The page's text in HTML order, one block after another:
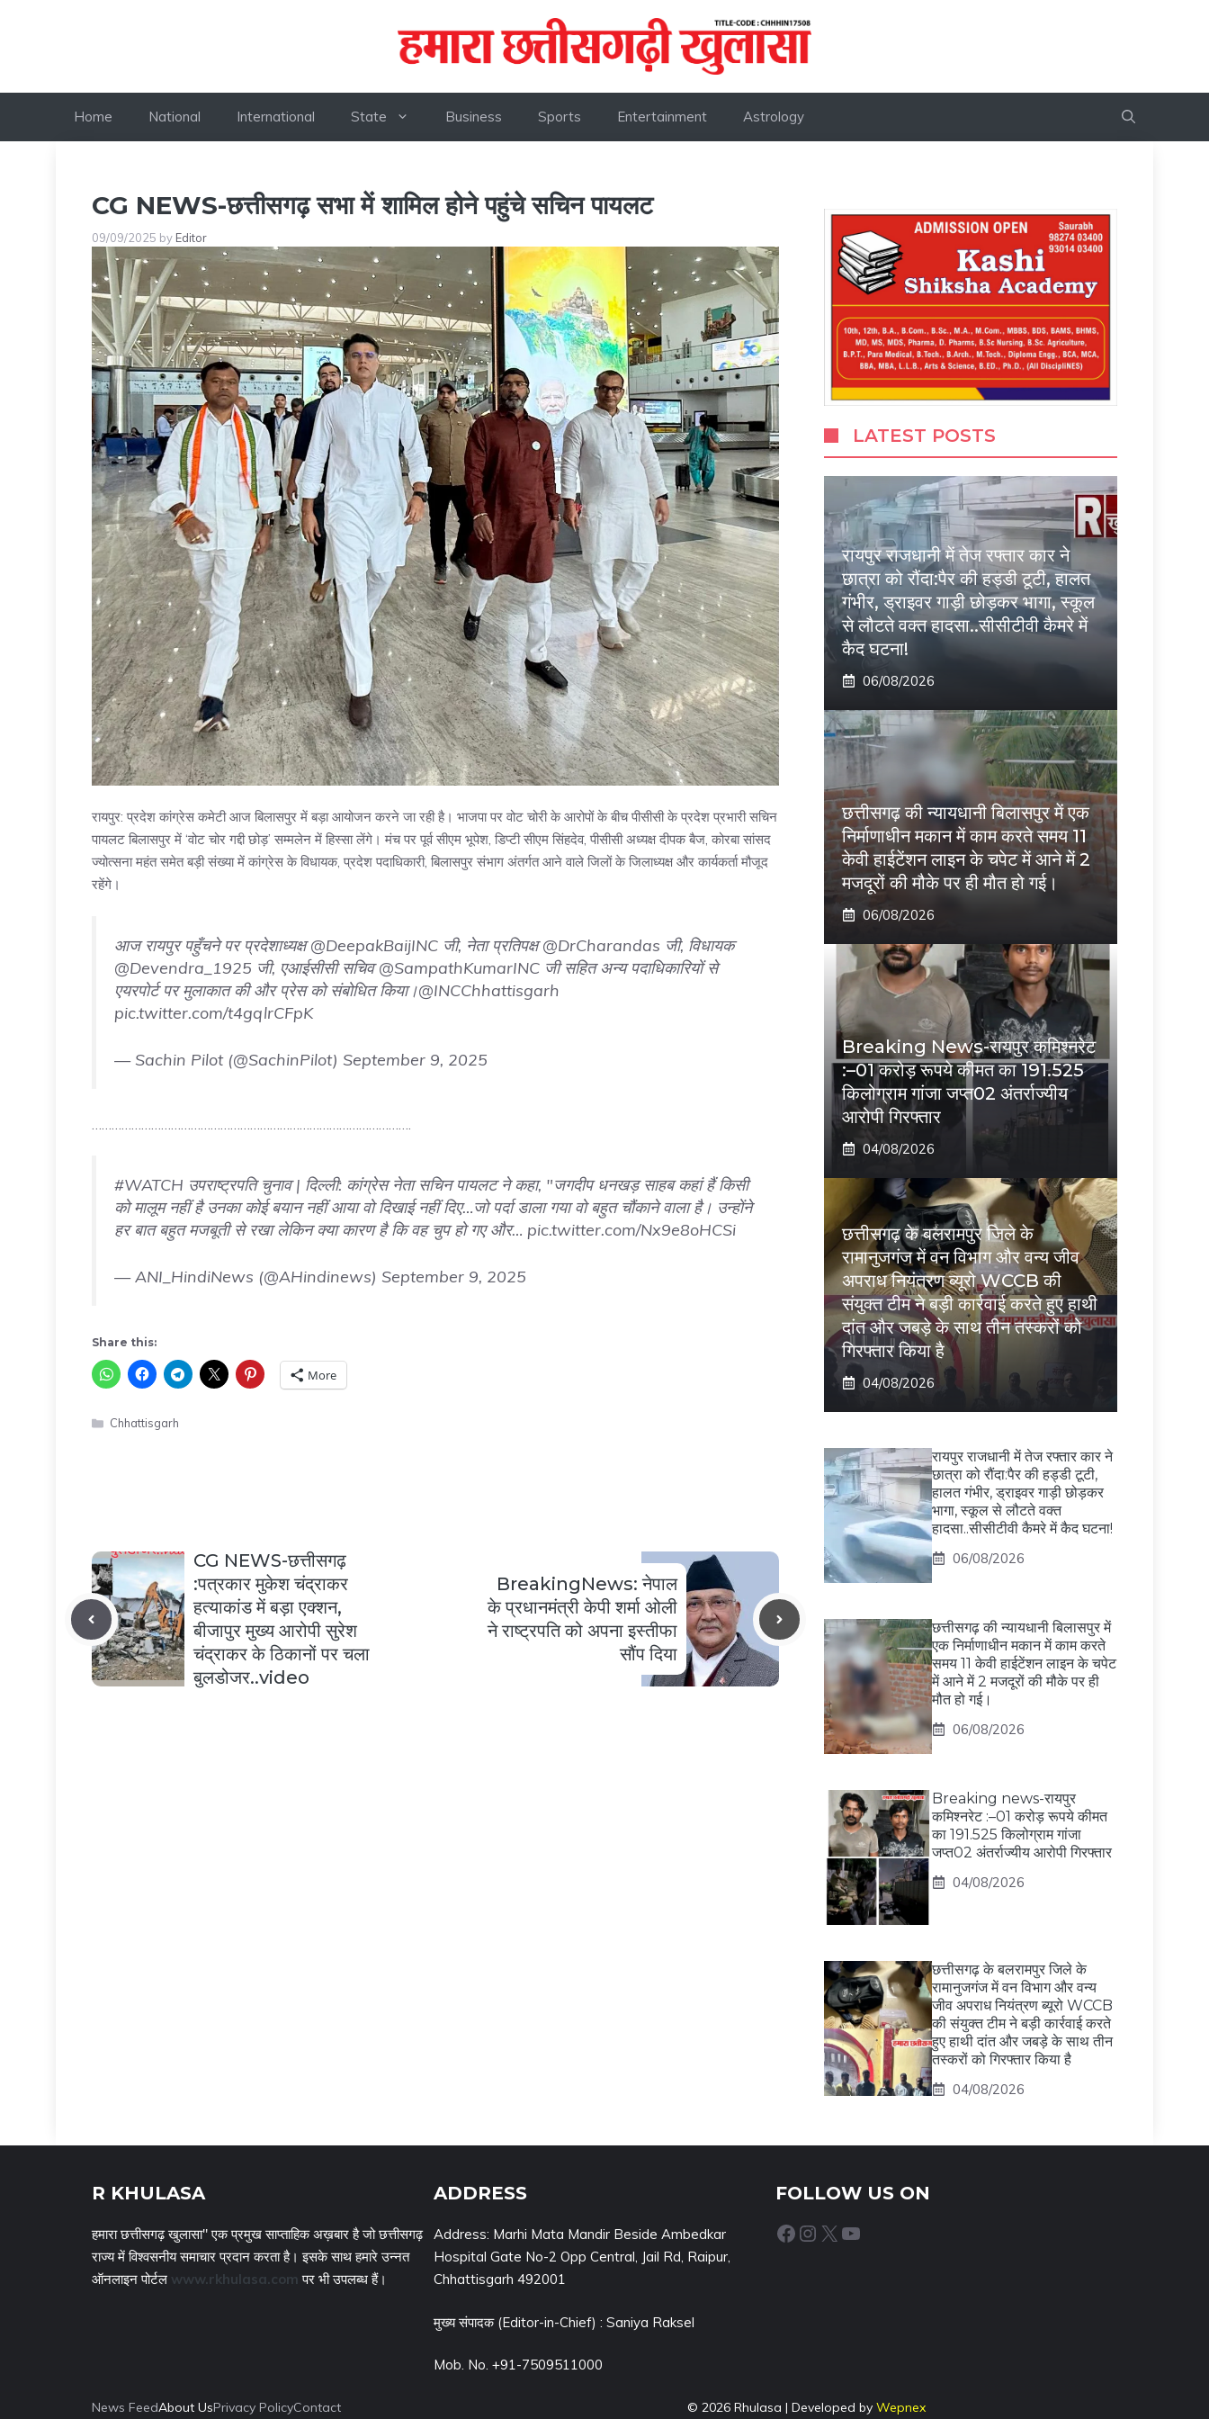
Home National International State Business Sports Entertainment Astrology
CG NEWS-छत्तीसगढ़ सभा में शामिल होने पहुंचे सचिन पायलट
09/09/2025 by Editor
रायपुर: प्रदेश कांग्रेस कमेटी आज बिलासपुर में बड़ा आयोजन करने जा रही है। भाजपा पर वोट चोरी के आरोपों के बीच पीसीसी के प्रदेश प्रभारी सचिन
पायलट बिलासपुर में ‘वोट चोर गद्दी छोड़’ सम्मलेन में हिस्सा लेंगे। मंच पर पूर्व सीएम भूपेश, डिप्टी सीएम सिंहदेव, पीसीसी अध्यक्ष दीपक बैज, कोरबा सांसद
ज्योत्सना महंत समेत बड़ी संख्या में कांग्रेस के विधायक, प्रदेश पदाधिकारी, बिलासपुर संभाग अंतर्गत आने वाले जिलों के जिलाध्यक्ष और कार्यकर्ता मौजूद
रहेंगे।
आज रायपुर पहुँचने पर प्रदेशाध्यक्ष@DeepakBaijINC जी, नेता प्रतिपक्ष@DrCharandas जी, विधायक
@Devendra_1925 जी, एआईसीसी सचिव@SampathKumarINC जी सहित अन्य पदाधिकारियों से
एयरपोर्ट पर मुलाकात की और प्रेस को संबोधित किया।@INCChhattisgarh
pic.twitter.com/t4gqlrCFpK
— Sachin Pilot (@SachinPilot) September 9, 2025
#WATCH उपराष्ट्रपति चुनाव | दिल्ली: कांग्रेस नेता सचिन पायलट ने कहा, "जगदीप धनखड़ साहब कहां हैं किसी
को मालूम नहीं है उनका कोई बयान नहीं आया वो दिखाई नहीं दिए…जो पर्दा डाला गया वो बहुत चौंकाने वाला है। उन्होंने
हर बात बहुत मजबूती से रखा लेकिन क्या कारण है कि वह चुप हो गए और… pic.twitter.com/Nx9e8oHCSi
— ANI_HindiNews (@AHindinews) September 9, 2025
Share this:
More
Categories
Chhattisgarh
CG NEWS-छत्तीसगढ़
:पत्रकार मुकेश चंद्राकर
हत्याकांड में बड़ा एक्शन,
बीजापुर मुख्य आरोपी सुरेश
चंद्राकर के ठिकानों पर चला
बुलडोजर..video
BreakingNews: नेपाल
के प्रधानमंत्री केपी शर्मा ओली
ने राष्ट्रपति को अपना इस्तीफा
सौंप दिया
LATEST POSTS
रायपुर राजधानी में तेज रफ्तार कार ने
छात्रा को रौंदा:पैर की हड्डी टूटी, हालत
गंभीर, ड्राइवर गाड़ी छोड़कर भागा, स्कूल
से लौटते वक्त हादसा..सीसीटीवी कैमरे में
कैद घटना!
06/08/2026
छत्तीसगढ़ की न्यायधानी बिलासपुर में एक
निर्माणाधीन मकान में काम करते समय 11
केवी हाईटेंशन लाइन के चपेट में आने में 2
मजदूरों की मौके पर ही मौत हो गई।
06/08/2026
Breaking News-रायपुर कमिश्नरेट
:–01 करोड़ रूपये कीमत का 191.525
किलोग्राम गांजा जप्त02 अंतर्राज्यीय
आरोपी गिरफ्तार
04/08/2026
छत्तीसगढ़ के बलरामपुर जिले के
रामानुजगंज में वन विभाग और वन्य जीव
अपराध नियंत्रण ब्यूरो WCCB की
संयुक्त टीम ने बड़ी कार्रवाई करते हुए हाथी
दांत और जबड़े के साथ तीन तस्करों को
गिरफ्तार किया है
04/08/2026
रायपुर राजधानी में तेज रफ्तार कार ने
छात्रा को रौंदा:पैर की हड्डी टूटी,
हालत गंभीर, ड्राइवर गाड़ी छोड़कर
भागा, स्कूल से लौटते वक्त
हादसा..सीसीटीवी कैमरे में कैद घटना!
06/08/2026
छत्तीसगढ़ की न्यायधानी बिलासपुर में
एक निर्माणाधीन मकान में काम करते
समय 11 केवी हाईटेंशन लाइन के चपेट
में आने में 2 मजदूरों की मौके पर ही
मौत हो गई।
06/08/2026
Breaking news-रायपुर
कमिश्नरेट :–01 करोड़ रूपये कीमत
का 191.525 किलोग्राम गांजा
जप्त02 अंतर्राज्यीय आरोपी गिरफ्तार
04/08/2026
छत्तीसगढ़ के बलरामपुर जिले के
रामानुजगंज में वन विभाग और वन्य
जीव अपराध नियंत्रण ब्यूरो WCCB
की संयुक्त टीम ने बड़ी कार्रवाई करते
हुए हाथी दांत और जबड़े के साथ तीन
तस्करों को गिरफ्तार किया है
04/08/2026
R KHULASA
हमारा छत्तीसगढ़ खुलासा" एक प्रमुख साप्ताहिक अख़बार है जो छत्तीसगढ़
राज्य में विश्वसनीय समाचार प्रदान करता है। इसके साथ हमारे उन्नत
ऑनलाइन पोर्टल www.rkhulasa.com पर भी उपलब्ध हैं।
ADDRESS
Address: Marhi Mata Mandir Beside Ambedkar
Hospital Gate No-2 Opp Central, Jail Rd, Raipur,
Chhattisgarh 492001
मुख्य संपादक (Editor-in-Chief) : Saniya Raksel
Mob. No. +91-7509511000
FOLLOW US ON
Facebook Instagram X YouTube
News FeedAbout UsPrivacy PolicyContact © 2026 Rhulasa | Developed by Wepnex